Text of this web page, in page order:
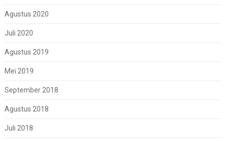
Agustus 2020
Juli 2020
Agustus 2019
Mei 2019
September 2018
Agustus 2018
Juli 2018